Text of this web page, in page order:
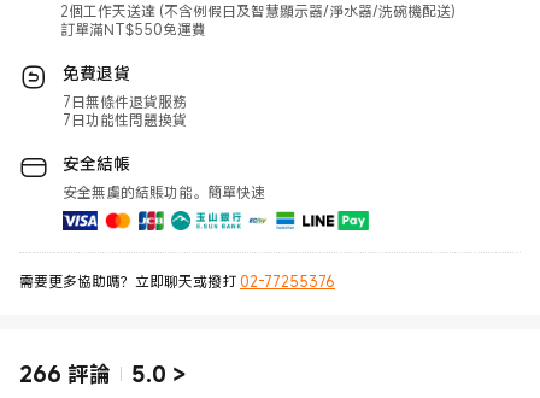
2個工作天送達 (不含例假日及智慧顯示器/淨水器/洗碗機配送)
訂單滿NT$550免運費
免費退貨
7日無條件退貨服務
7日功能性問題換貨
安全結帳
安全無虞的結賬功能。簡單快速
需要更多協助嗎？立即聊天或撥打 02-77255376
266 評論 5.0 >